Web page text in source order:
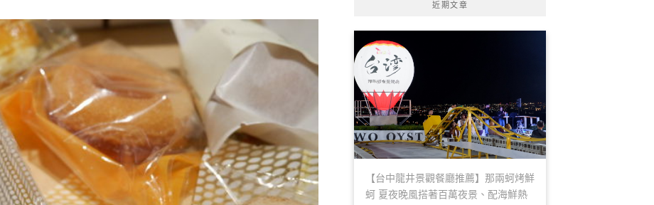
近期文章
【台中龍井景觀餐廳推薦】那兩蚵烤鮮
蚵 夏夜晚風搭著百萬夜景、配海鮮熱